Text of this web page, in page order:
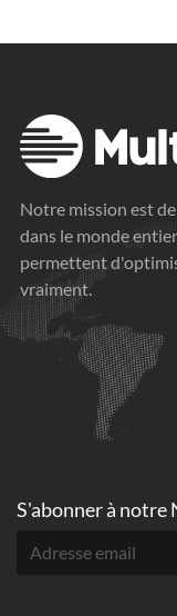
Notre mission est
dans le monde
permettent
vraiment.
S'abonner à notre